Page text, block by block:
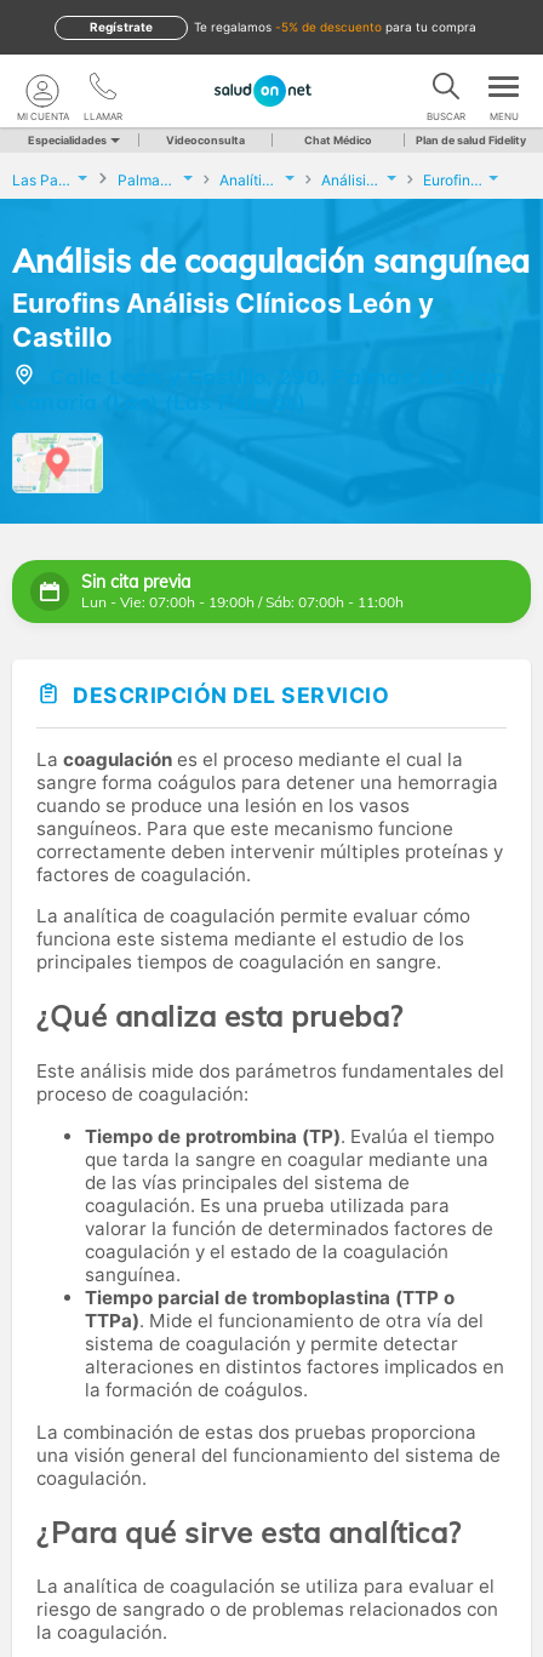
te regalamos -5% de descuento para tu compra
Regístrate
LLAMAR
MI CUENTA BUSCAR MENU
Especialidades Videoconsulta Chat Médico Plan de salud Fidelity
Las Palmas Palmas de Gran Canaria (Las) Analíticas y Genética Análisis de coagulación sanguínea Eurofins Análisis Clínicos León y Castillo
Análisis de coagulación sanguínea
Eurofins Análisis Clínicos León y
Castillo
Sin cita previa
Lun - Vie: 07:00h - 19:00h / Sáb: 07:00h - 11:00h
DESCRIPCIÓN DEL SERVICIO
La coagulación es el proceso mediante el cual la
sangre forma coágulos para detener una hemorragia
cuando se produce una lesión en los vasos
sanguíneos. Para que este mecanismo funcione
correctamente deben intervenir múltiples proteínas y
factores de coagulación.
La analítica de coagulación permite evaluar cómo
funciona este sistema mediante el estudio de los
principales tiempos de coagulación en sangre.
¿Qué analiza esta prueba?
Este análisis mide dos parámetros fundamentales del
proceso de coagulación:
Tiempo de protrombina (TP). Evalúa el tiempo
que tarda la sangre en coagular mediante una
de las vías principales del sistema de
coagulación. Es una prueba utilizada para
valorar la función de determinados factores de
coagulación y el estado de la coagulación
sanguínea.
Tiempo parcial de tromboplastina (TTP o
TTPa). Mide el funcionamiento de otra vía del
sistema de coagulación y permite detectar
alteraciones en distintos factores implicados en
la formación de coágulos.
La combinación de estas dos pruebas proporciona
una visión general del funcionamiento del sistema de
coagulación.
¿Para qué sirve esta analítica?
La analítica de coagulación se utiliza para evaluar el
riesgo de sangrado o de problemas relacionados con
la coagulación.